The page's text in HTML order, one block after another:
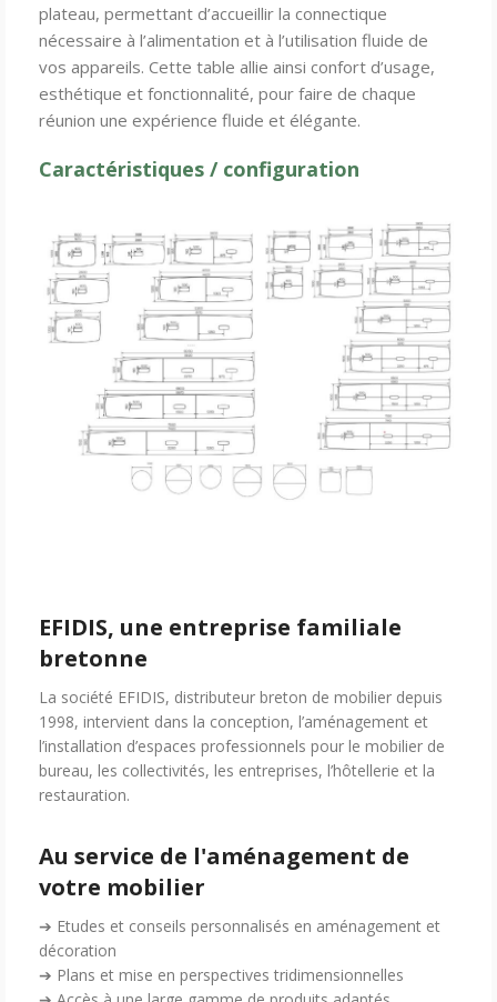
plateau, permettant d’accueillir la connectique
nécessaire à l’alimentation et à l’utilisation fluide de
vos appareils. Cette table allie ainsi confort d’usage,
esthétique et fonctionnalité, pour faire de chaque
réunion une expérience fluide et élégante.
Caractéristiques / configuration
EFIDIS, une entreprise familiale
bretonne
La société EFIDIS, distributeur breton de mobilier depuis
1998, intervient dans la conception, l’aménagement et
l’installation d’espaces professionnels pour le mobilier de
bureau, les collectivités, les entreprises, l’hôtellerie et la
restauration.
Au service de l'aménagement de
votre mobilier
➔ Etudes et conseils personnalisés en aménagement et
décoration
➔ Plans et mise en perspectives tridimensionnelles